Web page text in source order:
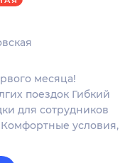
месяца!
поездок Гибкий
для сотрудников
условия,